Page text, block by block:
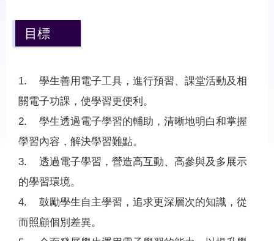
目標
1. 學生善用電子工具，進行預習、課堂活動及相
關電子功課，使學習更便利。
2. 學生透過電子學習的輔助，清晰地明白和掌握
學習內容，解決學習難點。
3. 透過電子學習，營造高互動、高參與及多展示
的學習環境。
4. 鼓勵學生自主學習，追求更深層次的知識，從
而照顧個別差異。